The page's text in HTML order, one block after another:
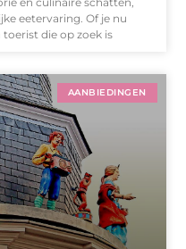
eetervaring. Of je nu
die op zoek is
AANBIEDINGEN